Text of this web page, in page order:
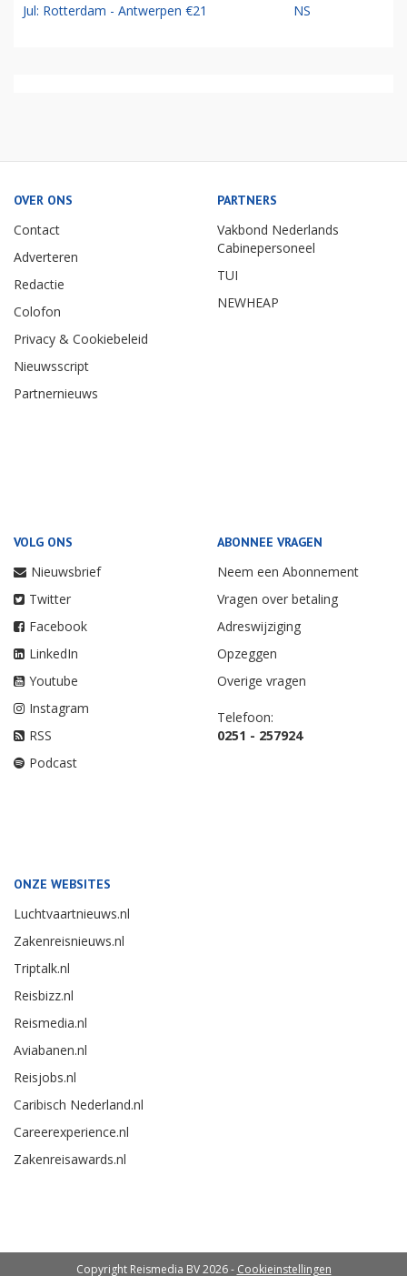
Jul: Rotterdam - Antwerpen €21 NS
OVER ONS
Contact
Adverteren
Redactie
Colofon
Privacy & Cookiebeleid
Nieuwsscript
Partnernieuws
PARTNERS
Vakbond Nederlands
Cabinepersoneel
TUI
NEWHEAP
VOLG ONS
Nieuwsbrief
Twitter
Facebook
LinkedIn
Youtube
Instagram
RSS
Podcast
ABONNEE VRAGEN
Neem een Abonnement
Vragen over betaling
Adreswijziging
Opzeggen
Overige vragen
Telefoon:
0251 - 257924
ONZE WEBSITES
Luchtvaartnieuws.nl
Zakenreisnieuws.nl
Triptalk.nl
Reisbizz.nl
Reismedia.nl
Aviabanen.nl
Reisjobs.nl
Caribisch Nederland.nl
Careerexperience.nl
Zakenreisawards.nl
Copyright Reismedia BV 2026 - Cookieinstellingen